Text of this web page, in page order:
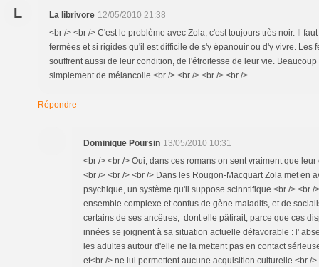
L La librivore 12/05/2010 21:38
<br /> <br /> C'est le problème avec Zola, c'est toujours très noir. Il
fermées et si rigides qu'il est difficile de s'y épanouir ou d'y vivre. Les
souffrent aussi de leur condition, de l'étroitesse de leur vie.
simplement de mélancolie.<br /> <br /> <br /> <br />
Répondre
Dominique Poursin 13/05/2010 10:31
<br /> <br /> Oui, dans ces romans on sent vraiment que
<br /> <br /> <br /> Dans les Rougon-Macquart Zola met en
psychique, un système qu'il suppose scinntifique.<br /> <br
ensemble complexe et confus de gène maladifs, et de
certains de ses ancêtres, dont elle pâtirait, parce que ces
innées se joignent à sa situation actuelle défavorable : l'
les adultes autour d'elle ne la mettent pas en contact
et<br /> ne lui permettent aucune acquisition culturelle.<br />